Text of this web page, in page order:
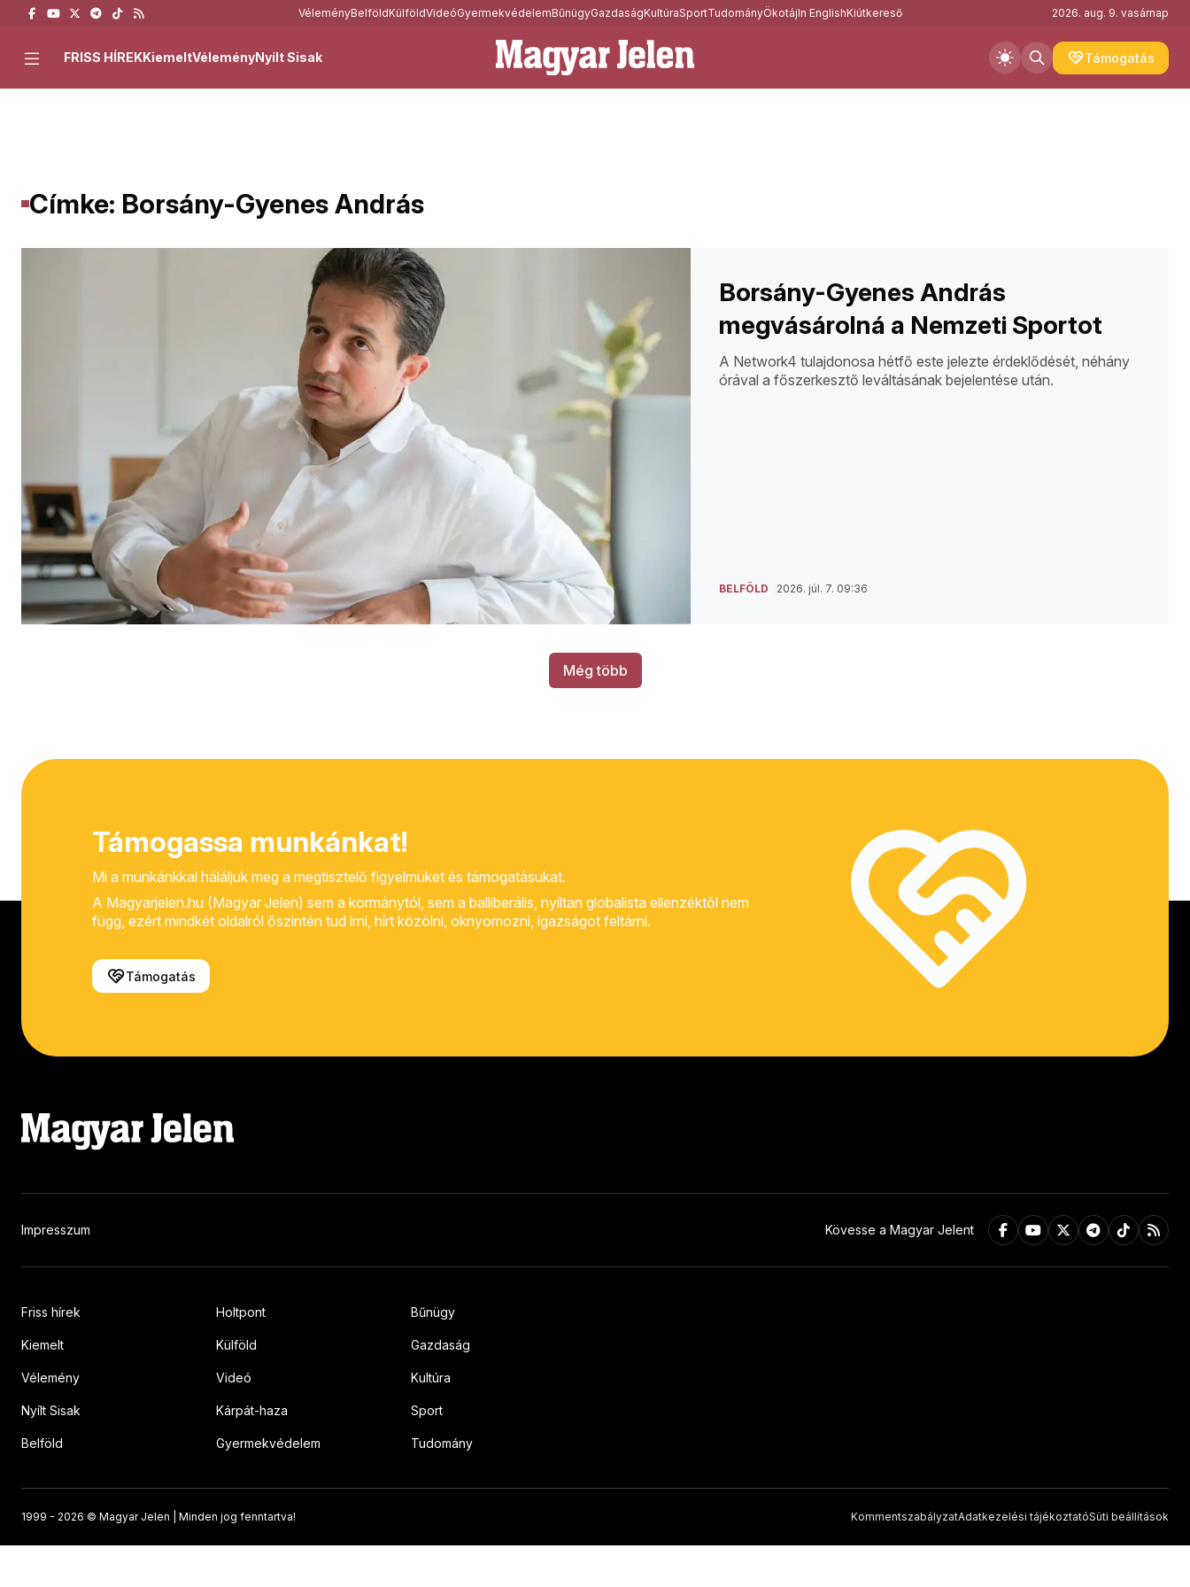
VéleményBelföldKülföldVideóGyermekvédelemBűnügyGazdaságKultúraSportTudományÖkotájIn EnglishKiútkereső 2026. aug. 9. vasárnap
Támogatás
FRISS HÍREKKiemeltVéleményNyílt Sisak
Címke: Borsány-Gyenes András
Borsány-Gyenes András
megvásárolná a Nemzeti Sportot
A Network4 tulajdonosa hétfő este jelezte érdeklődését, néhány
órával a főszerkesztő leváltásának bejelentése után.
BELFÖLD 2026. júl. 7. 09:36
Még több
Támogassa munkánkat!
Mi a munkánkkal háláljuk meg a megtisztelő figyelmüket és támogatásukat.
A Magyarjelen.hu (Magyar Jelen) sem a kormánytól, sem a balliberális, nyíltan globalista ellenzéktől nem
függ, ezért mindkét oldalról őszintén tud írni, hírt közölni, oknyomozni, igazságot feltárni.
Támogatás
Impresszum Kövesse a Magyar Jelent
Friss hírek
Kiemelt
Vélemény
Nyílt Sisak
Belföld
Holtpont
Külföld
Videó
Kárpát-haza
Gyermekvédelem
Bűnügy
Gazdaság
Kultúra
Sport
Tudomány
1999 - 2026 © Magyar Jelen | Minden jog fenntartva! KommentszabályzatAdatkezelési tájékoztatóSüti beállítások